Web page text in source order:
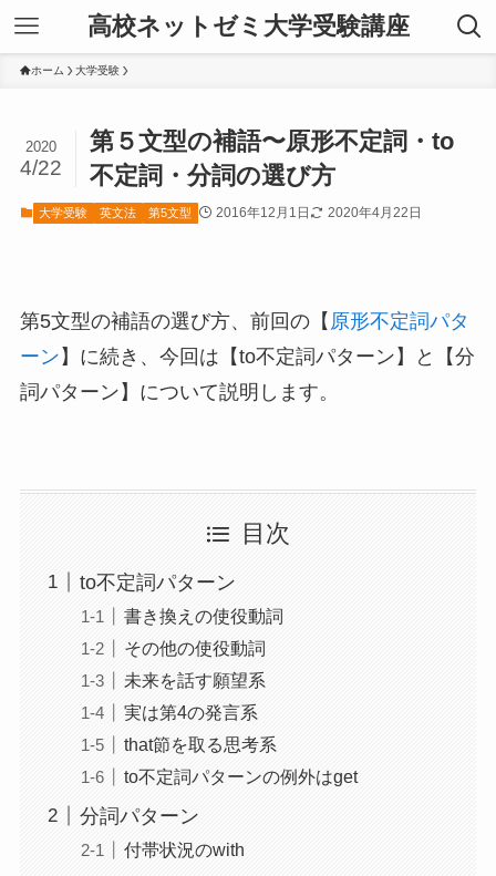
高校ネットゼミ大学受験講座
ホーム 大学受験
第５文型の補語〜原形不定詞・to
不定詞・分詞の選び方
2020
4/22
大学受験 英文法 第5文型 2016年12月1日 2020年4月22日
第5文型の補語の選び方、前回の【 原形不定詞パタ
ーン 】に続き、今回は【to不定詞パターン】と【分
詞パターン】について説明します。
目次
to不定詞パターン
書き換えの使役動詞
その他の使役動詞
未来を話す願望系
実は第4の発言系
that節を取る思考系
to不定詞パターンの例外はget
分詞パターン
付帯状況のwith